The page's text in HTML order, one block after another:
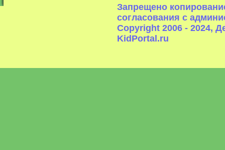
Запрещено
согласования с
Copyright 2006 - 2024,
KidPortal.ru